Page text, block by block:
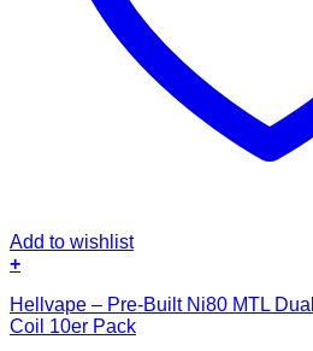
Add to wishlist
+
Hellvape – Pre-Built Ni80 MTL
Coil 10er Pack